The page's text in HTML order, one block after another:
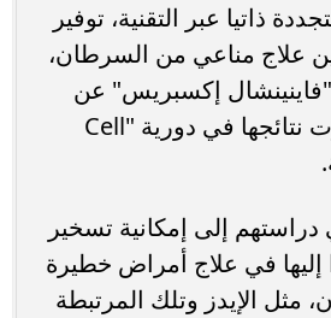
ذاتيا عبر التقنية، توفير
علاج مناعي من السرطان،
إكسبريس" عن
الدراسة التي نشرت نتائجها في دورية "Cell
إلى إمكانية تسخير
إليها في علاج أمراض خطيرة
مثل الإيدز وتلك المرتبطة